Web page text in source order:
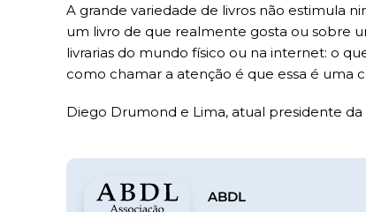
A grande variedade de livros não estimula
um livro de que realmente gosta ou sobre
livrarias do mundo físico ou na internet: o
como chamar a atenção é que essa é uma
Diego Drumond e Lima, atual presidente da
ABDL